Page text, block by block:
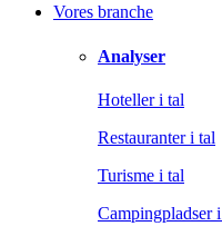
Vores branche
Analyser
Hoteller i tal
Restauranter i tal
Turisme i tal
Campingpladser